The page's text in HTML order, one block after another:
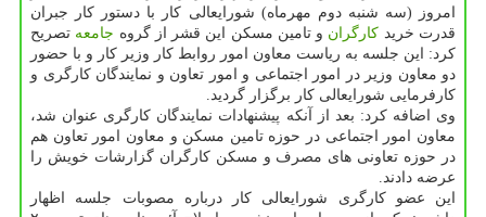
امروز (سه شنبه دوم مهرماه) شورایعالی كار با دستور كار جبران
قدرت خرید كارگران و تامین مسكن این قشر از گروه جامعه تصریح
كرد: این جلسه به ریاست معاون امور روابط كار وزیر كار و با حضور
دو معاون وزیر در امور اجتماعی و امور تعاون و نمایندگان كارگری و
كارفرمایی شورایعالی كار برگزار گردید.
وی اضافه كرد: بعد از آنكه پیشنهادات نمایندگان كارگری عنوان شد،
معاون امور اجتماعی در حوزه تامین مسكن و معاون امور تعاون هم
در حوزه تعاونی های مصرف و مسكن كارگران گزارشات خویش را
عرضه دادند.
این عضو كارگری شورایعالی كار درباره مصوبات جلسه اظهار